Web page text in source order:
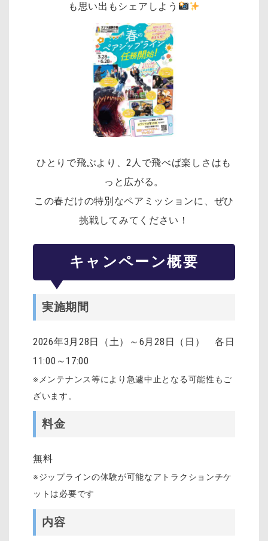
も思い出もシェアしよう
ひとりで飛ぶより、2人で飛べば楽しさはも
っと広がる。
この春だけの特別なペアミッションに、ぜひ
挑戦してみてください！
キャンペーン概要
実施期間
2026年3月28日（土）～6月28日（日） 各日
11:00～17:00
※メンテナンス等により急遽中止となる可能性もご
ざいます。
料金
無料
※ジップラインの体験が可能なアトラクションチケ
ットは必要です
内容